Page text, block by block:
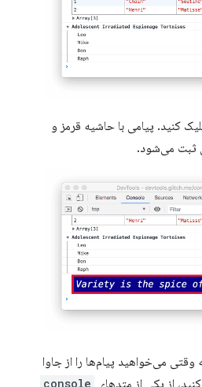
کنید. پیامی با حاشیه قرمز و
ثبت می‌شود.
می‌خواهید پیام‌ها را از جاوا
از یکی از متدهای console